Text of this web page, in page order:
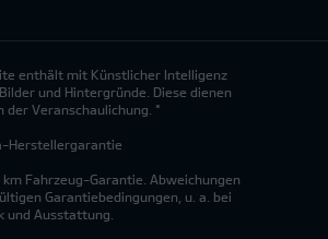
enthält mit Künstlicher Intelligenz
und Hintergründe. Diese dienen
der Veranschaulichung. *
Herstellergarantie
km Fahrzeug-Garantie. Abweichungen
Garantiebedingungen, u. a. bei
und Ausstattung.